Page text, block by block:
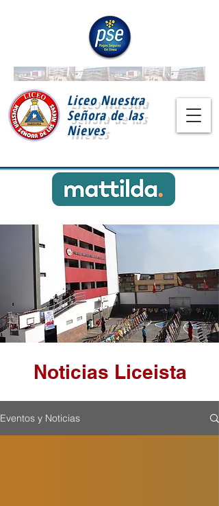
Liceo Nuestra
Señora de las
Nieves
Noticias Liceista
Eventos y Noticias